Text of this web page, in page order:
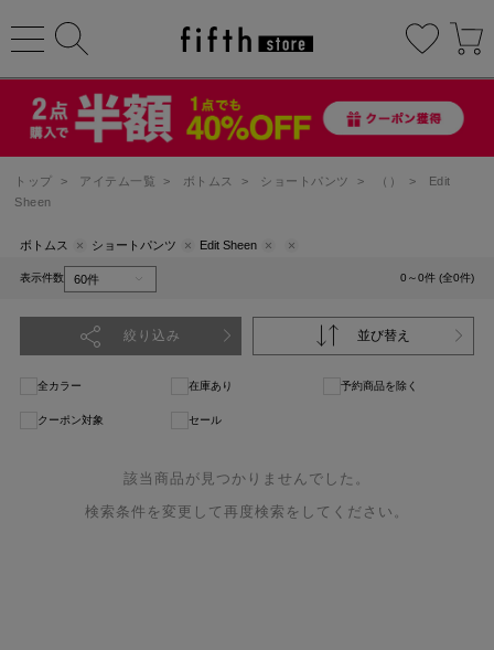
トップ > アイテム一覧 > ボトムス > ショートパンツ > （） >
Edit
Sheen
ボトムス ショートパンツ Edit Sheen
表示件数 0～0件 (全0件)
絞り込み 並び替え
全カラー 在庫あり 予約商品を除く
クーポン対象 セール
該当商品が見つかりませんでした。
検索条件を変更して再度検索をしてください。